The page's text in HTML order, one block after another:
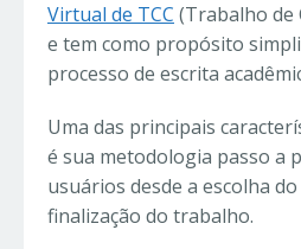
Virtual de TCC (Trabalho de
e tem como propósito
processo de escrita
Uma das principais
é sua metodologia passo a
usuários desde a escolha
finalização do trabalho.